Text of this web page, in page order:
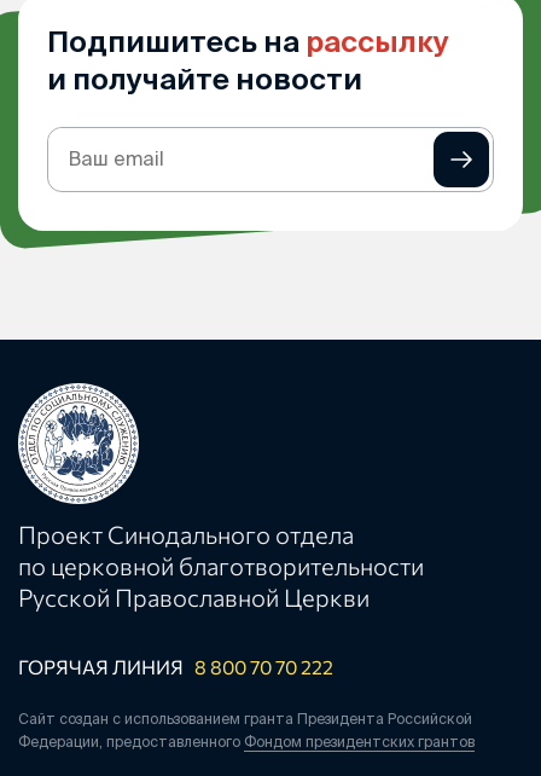
Подпишитесь на рассылку
и получайте новости
Подписка
на
Проект Синодального отдела
по церковной благотворительности
Русской Православной Церкви
ГОРЯЧАЯ ЛИНИЯ 8 800 70 70 222
Сайт создан с использованием гранта Президента Российской
Федерации, предоставленного Фондом президентских грантов